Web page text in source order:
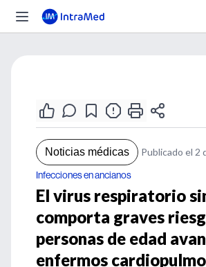
Noticias médicas Publicado el 2
Infecciones en ancianos
El virus respiratorio
comporta graves
personas de edad
enfermos